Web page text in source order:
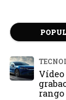
rango